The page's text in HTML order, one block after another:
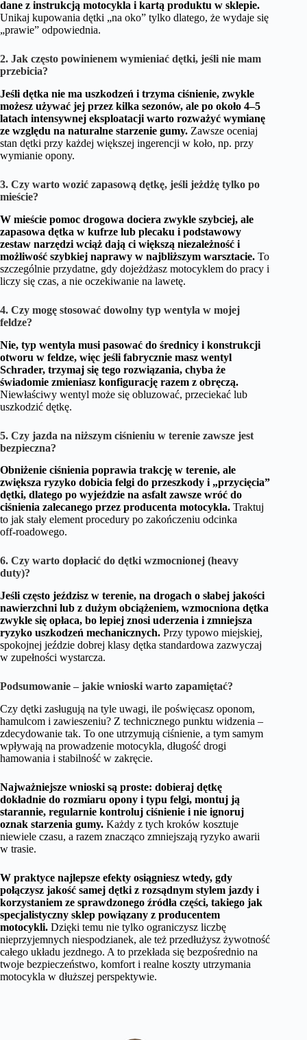
dane z instrukcją motocykla i kartą produktu w sklepie.
Unikaj kupowania dętki „na oko” tylko dlatego, że wydaje się
„prawie” odpowiednia.
2. Jak często powinienem wymieniać dętki, jeśli nie mam
przebicia?
Jeśli dętka nie ma uszkodzeń i trzyma ciśnienie, zwykle
możesz używać jej przez kilka sezonów, ale po około 4–5
latach intensywnej eksploatacji warto rozważyć wymianę
ze względu na naturalne starzenie gumy. Zawsze oceniaj
stan dętki przy każdej większej ingerencji w koło, np. przy
wymianie opony.
3. Czy warto wozić zapasową dętkę, jeśli jeżdżę tylko po
mieście?
W mieście pomoc drogowa dociera zwykle szybciej, ale
zapasowa dętka w kufrze lub plecaku i podstawowy
zestaw narzędzi wciąż dają ci większą niezależność i
możliwość szybkiej naprawy w najbliższym warsztacie. To
szczególnie przydatne, gdy dojeżdżasz motocyklem do pracy i
liczy się czas, a nie oczekiwanie na lawetę.
4. Czy mogę stosować dowolny typ wentyla w mojej
feldze?
Nie, typ wentyla musi pasować do średnicy i konstrukcji
otworu w feldze, więc jeśli fabrycznie masz wentyl
Schrader, trzymaj się tego rozwiązania, chyba że
świadomie zmieniasz konfigurację razem z obręczą.
Niewłaściwy wentyl może się obluzować, przeciekać lub
uszkodzić dętkę.
5. Czy jazda na niższym ciśnieniu w terenie zawsze jest
bezpieczna?
Obniżenie ciśnienia poprawia trakcję w terenie, ale
zwiększa ryzyko dobicia felgi do przeszkody i „przycięcia”
dętki, dlatego po wyjeździe na asfalt zawsze wróć do
ciśnienia zalecanego przez producenta motocykla. Traktuj
to jak stały element procedury po zakończeniu odcinka
off‑roadowego.
6. Czy warto dopłacić do dętki wzmocnionej (heavy
duty)?
Jeśli często jeździsz w terenie, na drogach o słabej jakości
nawierzchni lub z dużym obciążeniem, wzmocniona dętka
zwykle się opłaca, bo lepiej znosi uderzenia i zmniejsza
ryzyko uszkodzeń mechanicznych. Przy typowo miejskiej,
spokojnej jeździe dobrej klasy dętka standardowa zazwyczaj
w zupełności wystarcza.
Podsumowanie – jakie wnioski warto zapamiętać?
Czy dętki zasługują na tyle uwagi, ile poświęcasz oponom,
hamulcom i zawieszeniu? Z technicznego punktu widzenia –
zdecydowanie tak. To one utrzymują ciśnienie, a tym samym
wpływają na prowadzenie motocykla, długość drogi
hamowania i stabilność w zakręcie.
Najważniejsze wnioski są proste: dobieraj dętkę
dokładnie do rozmiaru opony i typu felgi, montuj ją
starannie, regularnie kontroluj ciśnienie i nie ignoruj
oznak starzenia gumy. Każdy z tych kroków kosztuje
niewiele czasu, a razem znacząco zmniejszają ryzyko awarii
w trasie.
W praktyce najlepsze efekty osiągniesz wtedy, gdy
połączysz jakość samej dętki z rozsądnym stylem jazdy i
korzystaniem ze sprawdzonego źródła części, takiego jak
specjalistyczny sklep powiązany z producentem
motocykli. Dzięki temu nie tylko ograniczysz liczbę
nieprzyjemnych niespodzianek, ale też przedłużysz żywotność
całego układu jezdnego. A to przekłada się bezpośrednio na
twoje bezpieczeństwo, komfort i realne koszty utrzymania
motocykla w dłuższej perspektywie.